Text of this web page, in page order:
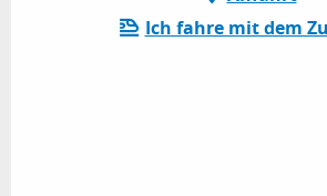
Ich fahre mit dem